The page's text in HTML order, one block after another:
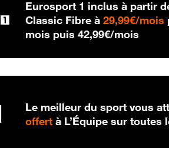
Eurosport 1 inclus à partir
Classic Fibre à29,99€/mois
mois puis42,99€/mois
Le meilleur du sport vous
offert à L’Équipe sur toutes